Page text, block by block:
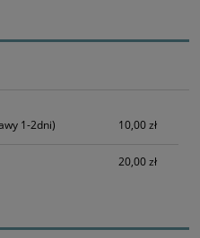
płatności
1-2dni) 10,00 zł
20,00 zł